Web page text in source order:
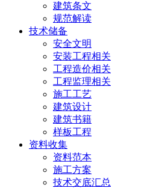
建筑条文
规范解读
技术储备
安全文明
安装工程相关
工程造价相关
工程监理相关
施工工艺
建筑设计
建筑书籍
样板工程
资料收集
资料范本
施工方案
技术交底汇总